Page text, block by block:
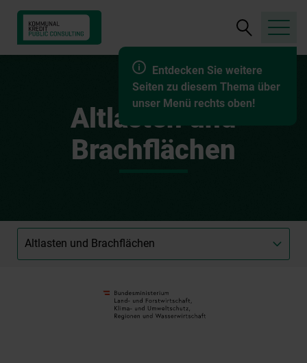
Entdecken Sie weitere
Seiten zu diesem Thema über
unser Menü rechts oben!
Suche
öffnen
Altlasten und
Brachflächen
Unterseite